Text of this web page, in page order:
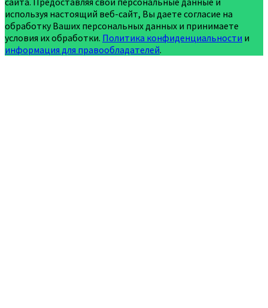
используя настоящий веб-сайт, Вы даете согласие на
обработку Ваших персональных данных и принимаете
условия их обработки. Политика конфиденциальности и
информация для правообладателей.